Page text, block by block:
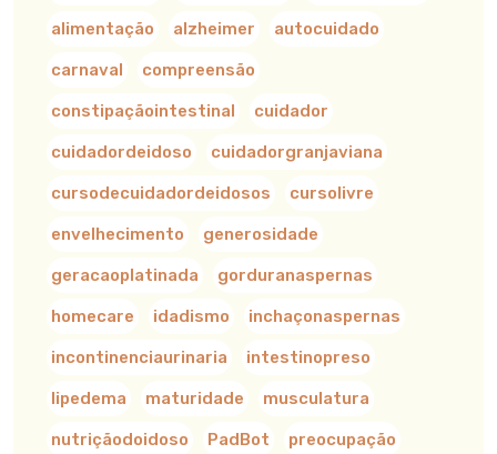
alimentação alzheimer autocuidado
carnaval compreensão
constipaçãointestinal cuidador
cuidadordeidoso cuidadorgranjaviana
cursodecuidadordeidosos cursolivre
envelhecimento generosidade
geracaoplatinada gorduranaspernas
homecare idadismo inchaçonaspernas
incontinenciaurinaria intestinopreso
lipedema maturidade musculatura
nutriçãodoidoso PadBot preocupação